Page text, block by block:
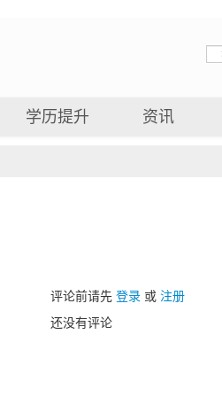
学历提升 资讯
评论前请先 登录 或 注册
还没有评论